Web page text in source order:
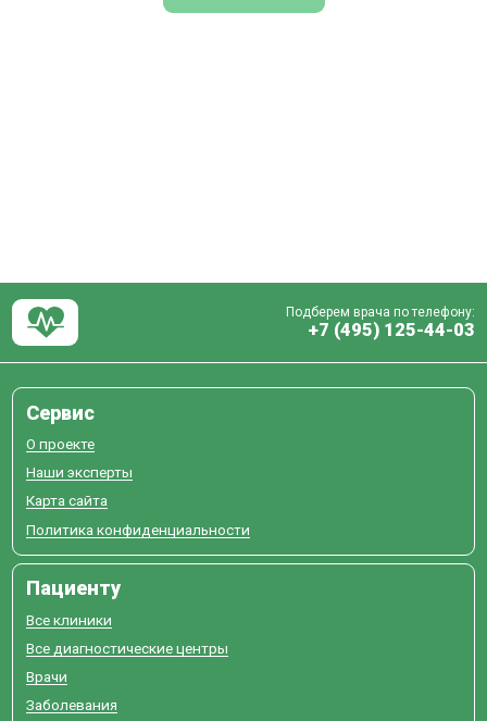
Подберем врача по телефону:
+7 (495) 125-44-03
Сервис
О проекте
Наши эксперты
Карта сайта
Политика конфиденциальности
Пациенту
Все клиники
Все диагностические центры
Врачи
Заболевания